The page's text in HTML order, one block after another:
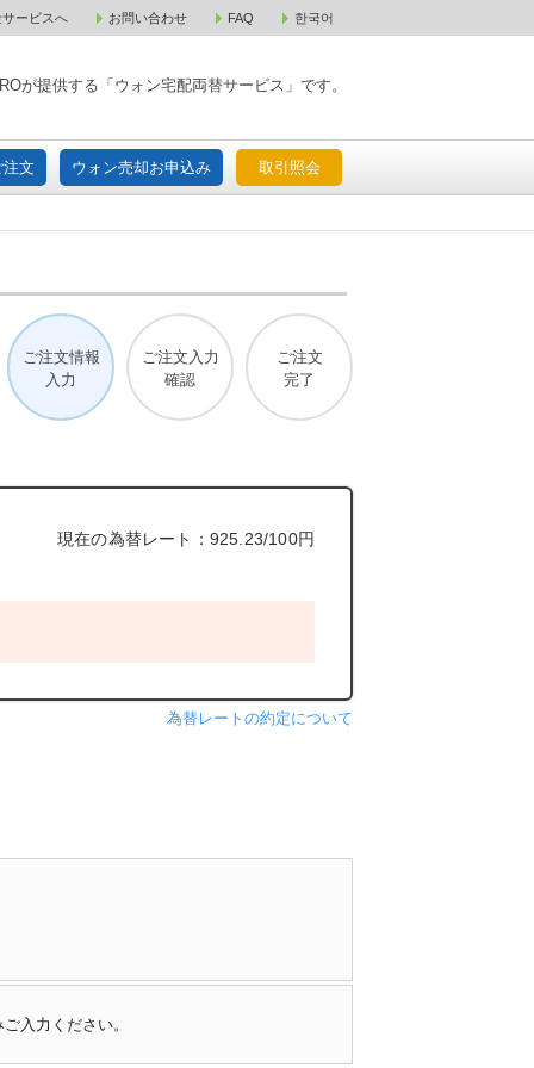
ービスへ お問い合わせ FAQ 한국어
が提供する「ウォン宅配両替サービス」です。
文 ウォン売却お申込み 取引照会
宅配ご注文 ウォン売却お申込み 取引照会
ご注文情報
入力
ご注文入力
確認
ご注文
完了
現在の為替レート：925.23/100円
為替レートの約定について
入力ください。